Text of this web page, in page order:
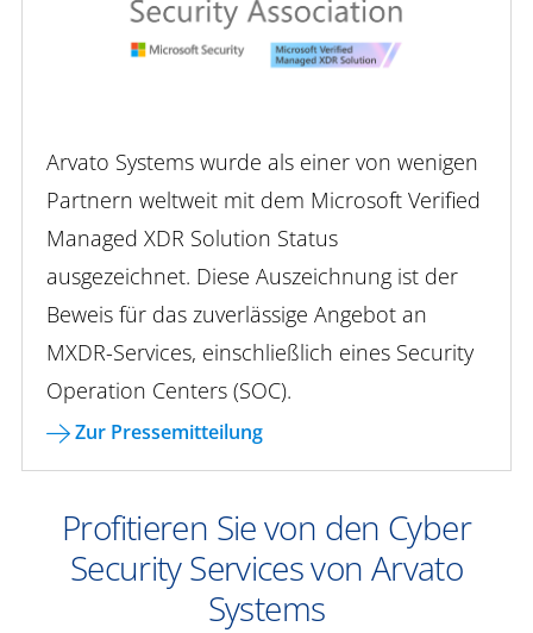
Arvato Systems wurde als einer von wenigen
Partnern weltweit mit dem Microsoft Verified
Managed XDR Solution Status
ausgezeichnet. Diese Auszeichnung ist der
Beweis für das zuverlässige Angebot an
MXDR-Services, einschließlich eines Security
Operation Centers (SOC).
Zur Pressemitteilung
Profitieren Sie von den Cyber
Security Services von Arvato
Systems